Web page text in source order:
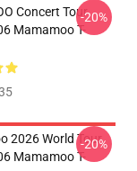
Concert Tour
Mamamoo T-
-20%
2026 World Tour
Mamamoo T-
-20%